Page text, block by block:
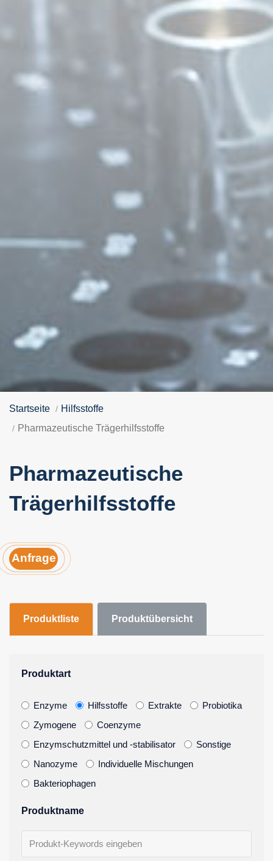
Startseite
Hilfsstoffe
Pharmazeutische Trägerhilfsstoffe
Pharmazeutische
Trägerhilfsstoffe
Anfrage
Produktliste Produktübersicht
Produktart
Enzyme Hilfsstoffe Extrakte
Probiotika
Zymogene
Coenzyme
Enzymschutzmittel und -stabilisator
Sonstige
Nanozyme
Individuelle Mischungen
Bakteriophagen
Produktname